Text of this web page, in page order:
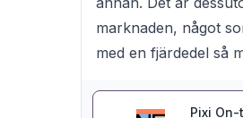
marknaden, något
med en fjärdedel så
Pixi